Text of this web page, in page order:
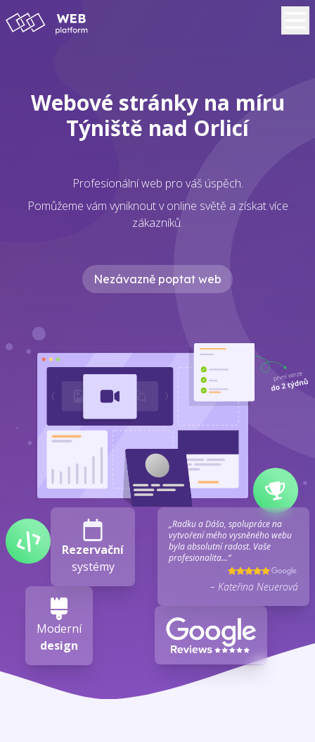
Webové stránky na míru
Týniště nad Orlicí
Profesionální web pro váš úspěch.
Pomůžeme vám vyniknout v online světě a získat více
zákazníků.
Nezávazně poptat web
Rezervační
systémy
Moderní
design
„Radku a Dášo, spolupráce na
vytvoření mého vysněného webu
byla absolutní radost. Vaše
profesionalita...“
– Kateřina Neuerová